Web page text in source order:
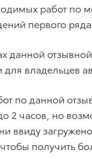
работ по
первого
данной
для владельцев
по данной
2 часов, но
ввиду
получить